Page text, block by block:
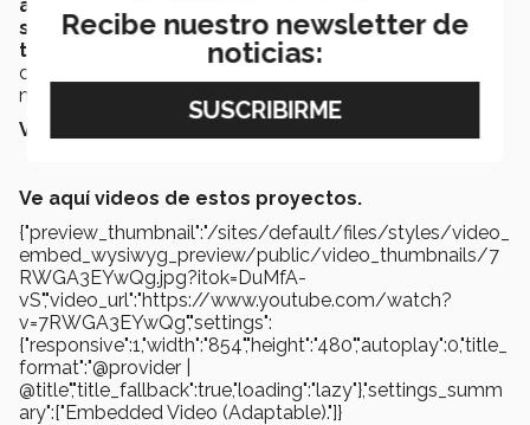
agua y con ello mejorar la calidad de vida de la
sociedad por medio de investigación, innovación,
transferencia de conocimiento y capacitación.
día de hoy, en el centro trabaja en temas de
nanotecnología ambiental.
Ver
Ve aquí videos de estos proyectos.
{"preview_thumbnail":"/sites/default/files/styles/video_
embed_wysiwyg_preview/public/video_thumbnails/7
RWGA3EYwQg.jpg?itok=DuMfA-
vS","video_url":"https://www.youtube.com/watch?
v=7RWGA3EYwQg","settings":
{"responsive":1,"width":"854","height":"480","autoplay":0,"title_
format":"@provider |
@title","title_fallback":true,"loading":"lazy"},"settings_summ
ary":["Embedded Video (Adaptable)."]}
Recibe nuestro newsletter de
noticias: